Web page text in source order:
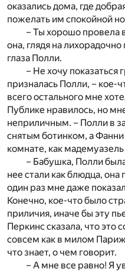
оказались дома, где
пожелать им спокойной
– Ты хорошо провела
она, глядя на
глаза Полли.
– Не хочу показаться
призналась Полли, – кое-
всего остального мне
Публике нравилось, но
неприличным. – Полли в
снятым ботинком, а
комнате, как мадемуазель
– Бабушка, Полли
нее стали как блюдца, она
один раз мне даже
Конечно, кое-что было
приличия, иначе бы эту
Перкинс сказала, что это
совсем как в милом
что знает, о чем говорит.
– А мне все равно! Я